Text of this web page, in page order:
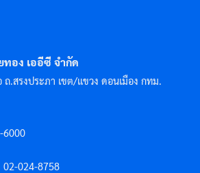
อง เออีซี จำกัด
.สรงประภา เขต/แขวง ดอนเมือง กทม.
6000
02-024-8758